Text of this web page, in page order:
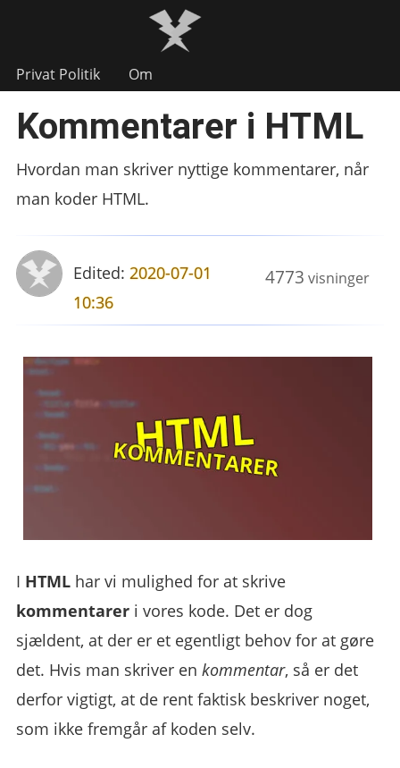
Privat Politik Om
Kommentarer i HTML
Hvordan man skriver nyttige kommentarer, når
man koder HTML.
4773 visninger
Edited:2020-07-01
10:36
I HTML har vi mulighed for at skrive
kommentarer i vores kode. Det er dog
sjældent, at der er et egentligt behov for at gøre
det. Hvis man skriver enkommentar, så er det
derfor vigtigt, at de rent faktisk beskriver noget,
som ikke fremgår af koden selv.